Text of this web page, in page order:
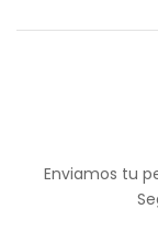
Enviamos tu